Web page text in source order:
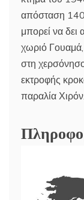
απόσταση
μπορεί να δει
χωριό
στη
εκτροφής
παραλία Χιρόν.